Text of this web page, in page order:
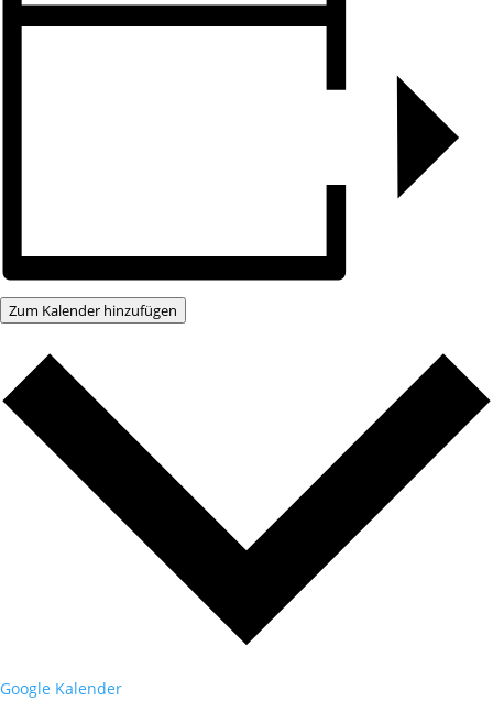
Zum Kalender hinzufügen
Google Kalender